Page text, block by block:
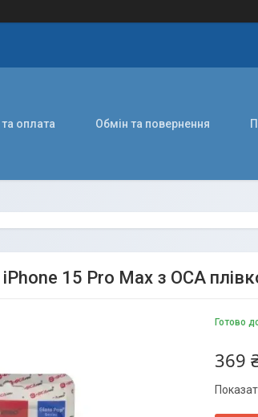
оплата Обмін та повернення
15 Pro Max з ОСА
Готово
369